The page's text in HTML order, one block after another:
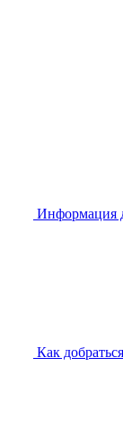
Информация
Как добраться